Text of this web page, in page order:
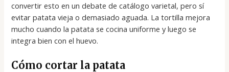
convertir esto en un debate de catálogo varietal, pero sí
evitar patata vieja o demasiado aguada. La tortilla mejora
mucho cuando la patata se cocina uniforme y luego se
integra bien con el huevo.
Cómo cortar la patata